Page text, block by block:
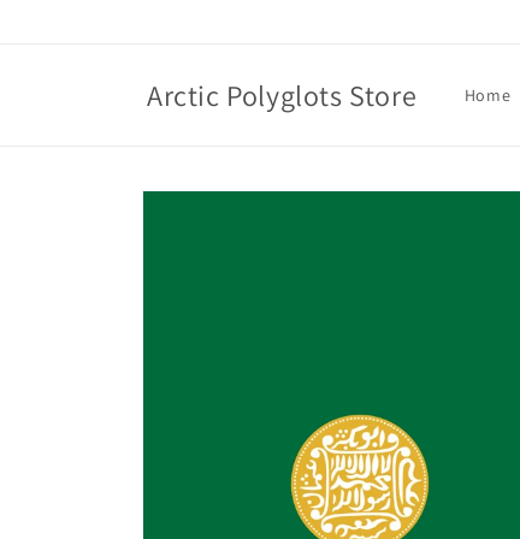
Arctic Polyglots Store Home
Skip to